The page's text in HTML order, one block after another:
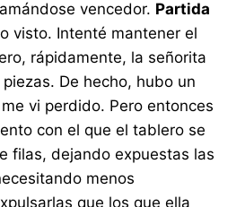
vencedor. Partida
visto. Intenté mantener el
rápidamente, la señorita
De hecho, hubo un
vi perdido. Pero entonces
con el que el tablero se
filas, dejando expuestas las
menos
que los que ella